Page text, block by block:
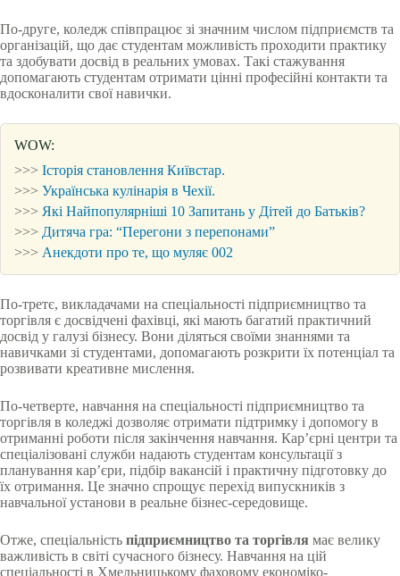
По-друге, коледж співпрацює зі значним числом підприємств та
організацій, що дає студентам можливість проходити практику
та здобувати досвід в реальних умовах. Такі стажування
допомагають студентам отримати цінні професійні контакти та
вдосконалити свої навички.
WOW:
>>> Історія становлення Київстар.
>>> Українська кулінарія в Чехії.
>>> Які Найпопулярніші 10 Запитань у Дітей до Батьків?
>>> Дитяча гра: “Перегони з перепонами”
>>> Анекдоти про те, що муляє 002
По-третє, викладачами на спеціальності підприємництво та
торгівля є досвідчені фахівці, які мають багатий практичний
досвід у галузі бізнесу. Вони діляться своїми знаннями та
навичками зі студентами, допомагають розкрити їх потенціал та
розвивати креативне мислення.
По-четверте, навчання на спеціальності підприємництво та
торгівля в коледжі дозволяє отримати підтримку і допомогу в
отриманні роботи після закінчення навчання. Кар’єрні центри та
спеціалізовані служби надають студентам консультації з
планування кар’єри, підбір вакансій і практичну підготовку до
їх отримання. Це значно спрощує перехід випускників з
навчальної установи в реальне бізнес-середовище.
Отже, спеціальність підприємництво та торгівля має велику
важливість в світі сучасного бізнесу. Навчання на цій
спеціальності в Хмельницькому фаховому економіко-